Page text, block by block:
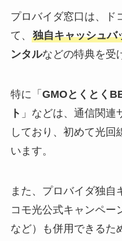
プロバイダ窓口は、ド
て、 独自キャッシュバ
ンタルなどの特典を受
特に「 GMOとくとく
ト 」などは、通信関連
しており、初めて光回
います。
また、プロバイダ独自
コモ光公式キャンペー
など）も併用できるた